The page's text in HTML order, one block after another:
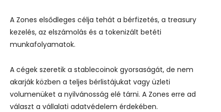
A Zones elsődleges célja tehát a bérfizetés, a treasury
kezelés, az elszámolás és a tokenizált betéti
munkafolyamatok.
A cégek szeretik a stablecoinok gyorsaságát, de nem
akarják közben a teljes bérlistájukat vagy üzleti
volumenüket a nyilvánosság elé tárni. A Zones erre ad
választ a vállalati adatvédelem érdekében.